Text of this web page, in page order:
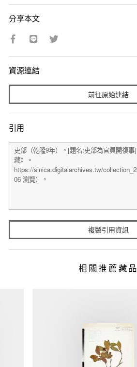
分享本文
資源連結
前往原始連結
引用
複製引用資訊
相關推薦藏品